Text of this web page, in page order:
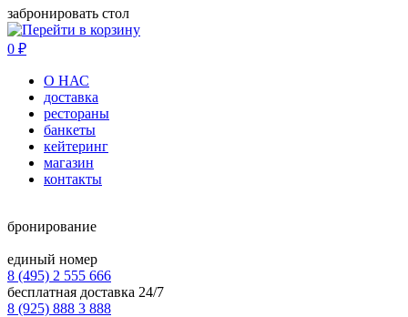
забронировать стол
0 ₽
О НАС
доставка
рестораны
банкеты
кейтеринг
магазин
контакты
бронирование
единый номер
8 (495) 2 555 666
бесплатная доставка 24/7
8 (925) 888 3 888